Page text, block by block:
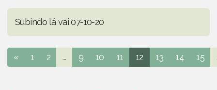
Subindo lá vai 07-10-20
« 1 2 ... 9 10 11 12 13 14 15